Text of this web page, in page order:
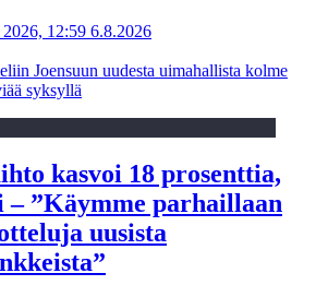
12:59 6.8.2026
Joensuun uudesta uimahallista kolme
syksyllä
kasvoi 18 prosenttia,
– ”Käymme parhaillaan
uusista